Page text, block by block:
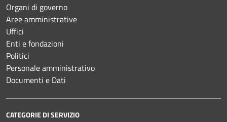
Organi di governo
Aree amministrative
Uffici
Enti e fondazioni
Politici
Personale amministrativo
Documenti e Dati
CATEGORIE DI SERVIZIO